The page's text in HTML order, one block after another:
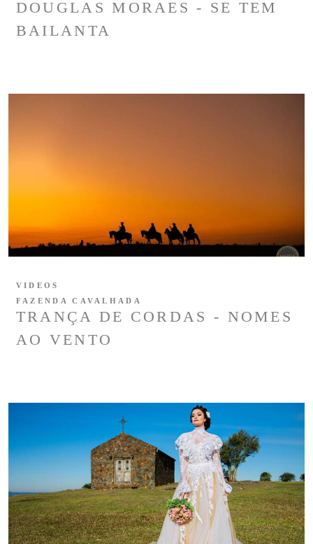
DOUGLAS MORAES - SE TEM
BAILANTA
TRANÇA DE CORDAS - NOMES
AO VENTO
VIDEOS
FAZENDA CAVALHADA